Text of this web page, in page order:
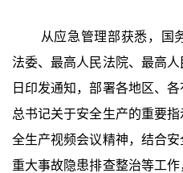
从应急管理部获悉，国
法委、最高人民法院、最高
日印发通知，部署各地区、
总书记关于安全生产的重要
全生产视频会议精神，结合
重大事故隐患排查整治等工